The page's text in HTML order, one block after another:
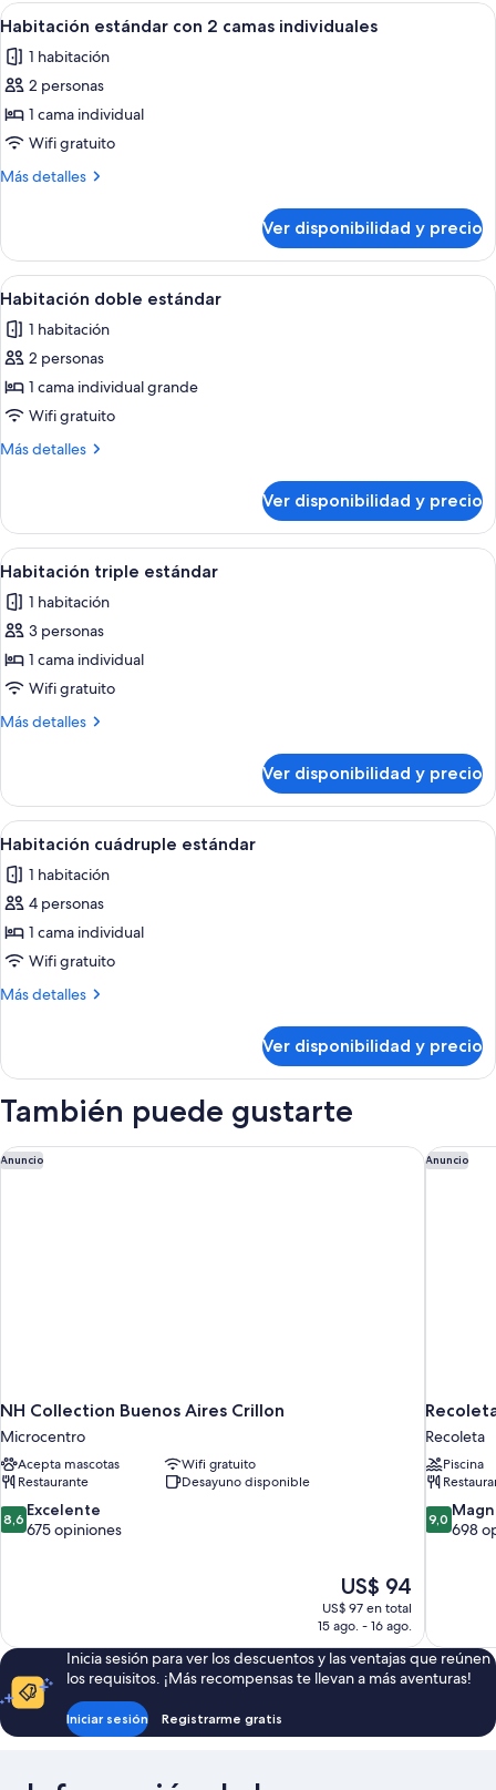
Ver
todas
las
fotos
de
Habitación
estándar
camas
individuales
Habitación de hotel con dos camas
4
Habitación estándar con 2 camas individuales
1 habitación
2 personas
1 cama individual
Wifi gratuito
Más detalles
Más
estándar
con
2
individuales
Ver disponibilidad y precio
Ver
todas
las
fotos
de
Habitación
doble
Una cama bien hecha con ropa de
5
Habitación doble estándar
1 habitación
2 personas
1 cama individual grande
Wifi gratuito
Más detalles
Más
doble
estándar
Ver disponibilidad y precio
Ver
todas
las
fotos
de
Habitación
triple
Habitación de hotel con dos camas,
4
Habitación triple estándar
1 habitación
3 personas
1 cama individual
Wifi gratuito
Más detalles
Más
triple
estándar
Ver disponibilidad y precio
Ver
todas
las
fotos
de
Habitación
cuádruple
1
Habitación cuádruple estándar
1 habitación
4 personas
1 cama individual
Wifi gratuito
Más detalles
Más
cuádruple
Ver disponibilidad y precio
También puede gustarte
Anuncio
NH Collection Buenos Aires Crillon
Microcentro
Acepta mascotas
Wifi gratuito
Restaurante
Desayuno disponible
8.6
de
8,6 Excelente
675 opiniones
El
precio
actual
de
US$ 94
US$ 94
US$ 97 en total
15 ago. - 16 ago.
NH Collection Buenos Aires Crillon Anuncio
Recoleta
Piscina
9.0
de
9,0
698
Inicia sesión para ver los descuentos y las ventajas que reúnen
los requisitos. ¡Más recompensas te llevan a más aventuras!
Iniciar sesión Registrarme gratis